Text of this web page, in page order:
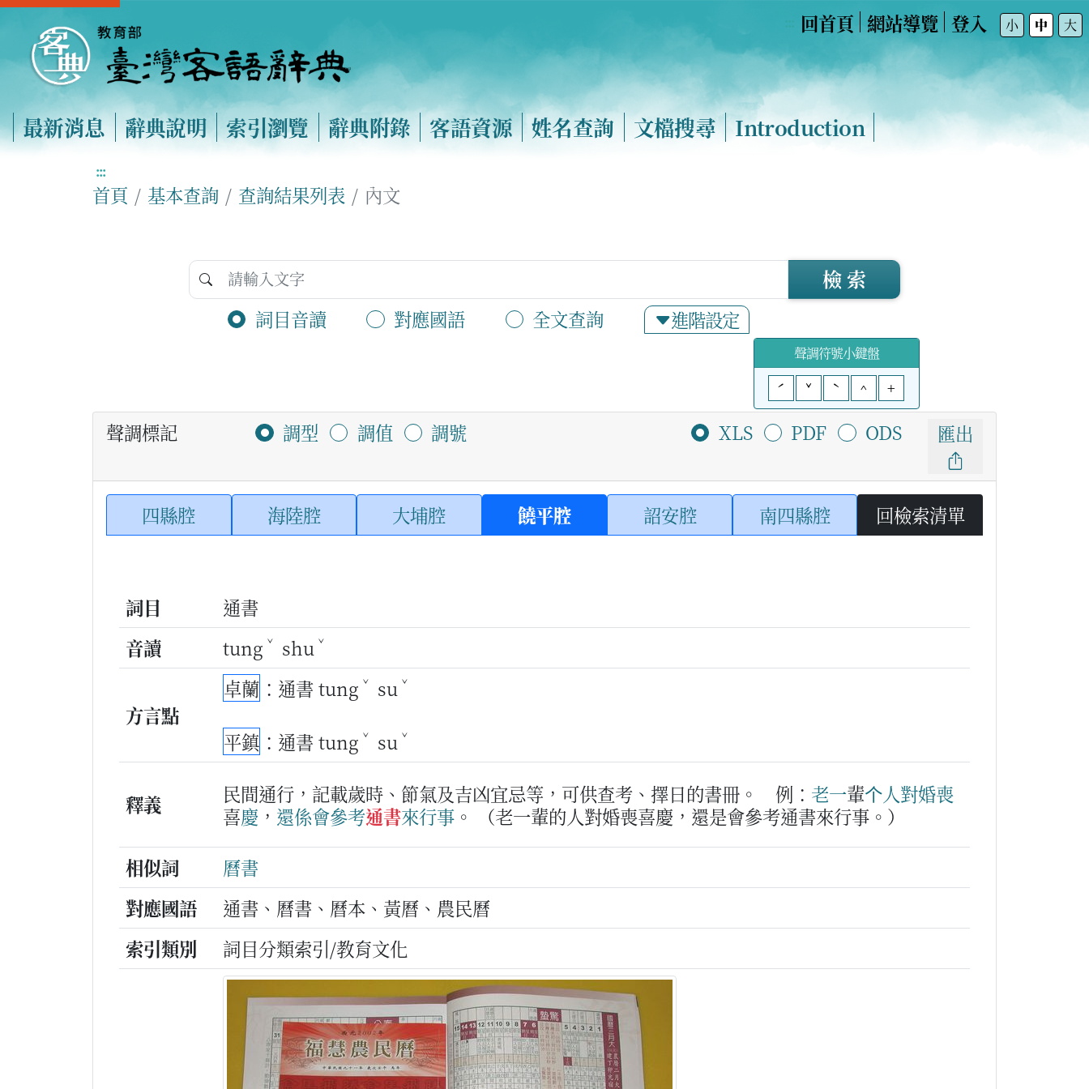
回首頁 網站導覽 登入 小 中 大
最新消息 辭典說明 索引瀏覽 辭典附錄 客語資源 姓名查詢 文檔搜尋 Introduction
:::
首頁 基本查詢 查詢結果列表 內文
詞目音讀 對應國語 全文查詢 進階設定
檢 索
聲調符號小鍵盤
ˊ
ˇ ˋ ^ +
聲調標記 調型 調值 調號 XLS PDF ODS 匯出
四縣腔 海陸腔 大埔腔 饒平腔 詔安腔 南四縣腔 回檢索清單
詞目
通書
音讀
tung ˇ shu ˇ
方言點
卓蘭 ：通書 tung ˇ su ˇ
平鎮 ：通書 tung ˇ su ˇ
釋義 民間通行，記載歲時、節氣及吉凶宜忌等，可供查考、擇日的書冊。 例： 老一輩个人對婚喪
喜慶 ， 還係會參考通書來行事 。
（老一輩的人對婚喪喜慶，還是會參考通書來行事。）
相似詞
曆書
對應國語
通書、曆書、曆本、黃曆、農民曆
索引類別
詞目分類索引/教育文化